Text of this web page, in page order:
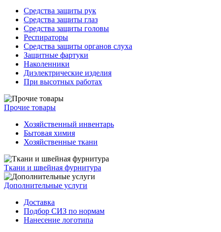
Средства защиты рук
Средства защиты глаз
Средства защиты головы
Респираторы
Средства защиты органов слуха
Защитные фартуки
Наколенники
Диэлектрические изделия
При высотных работах
Прочие товары
Хозяйственный инвентарь
Бытовая химия
Хозяйственные ткани
Ткани и швейная фурнитура
Дополнительные услуги
Доставка
Подбор СИЗ по нормам
Нанесение логотипа